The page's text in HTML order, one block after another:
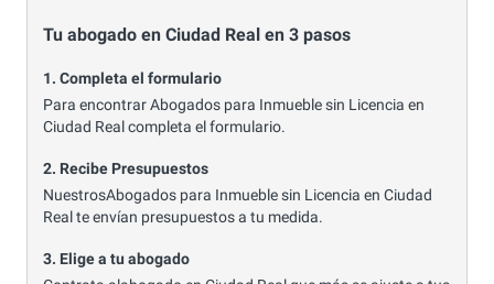
Tu abogado en Ciudad Real en 3 pasos
1. Completa el formulario
Para encontrar Abogados para Inmueble sin Licencia en
Ciudad Real completa el formulario.
2. Recibe Presupuestos
NuestrosAbogados para Inmueble sin Licencia en Ciudad
Real te envían presupuestos a tu medida.
3. Elige a tu abogado